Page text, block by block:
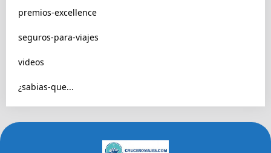
premios-excellence
seguros-para-viajes
videos
¿sabias-que...